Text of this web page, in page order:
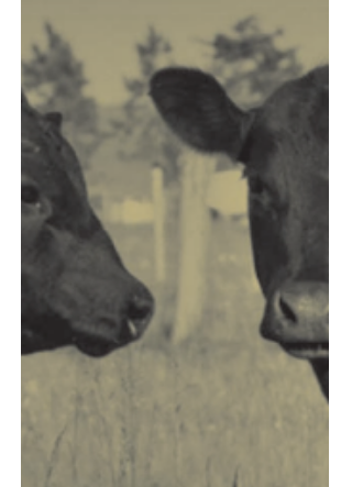
por kg, alcanzando máximos de hasta
US$ 5,00. En valores al bulto,
promediaron US$ 755,24. En novillos,
los de 1 a 2 años hicieron US$ 3,38,
los de 2 a 3 años US$ 3,16, y los
mayores de 3 años US$ 2,94, con
colocaciones superiores al 98%